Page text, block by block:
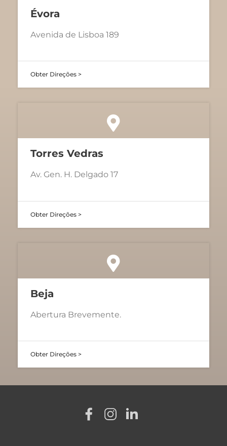
Évora
Avenida de Lisboa 189
Obter Direções >
Torres Vedras
Av. Gen. H. Delgado 17
Obter Direções >
Beja
Abertura Brevemente.
Obter Direções >